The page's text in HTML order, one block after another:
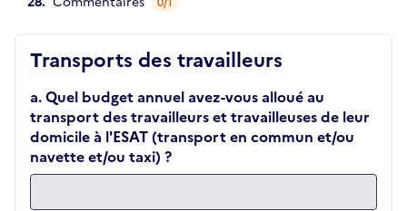
Transports des travailleurs
a. Quel budget annuel avez-vous alloué au
transport des travailleurs et travailleuses de leur
domicile à l'ESAT (transport en commun et/ou
navette et/ou taxi) ?